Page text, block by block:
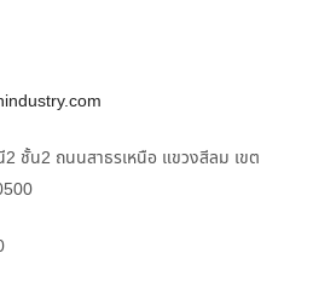
ชั้น2 ถนนสาธรเหนือ แขวงสีลม เขต